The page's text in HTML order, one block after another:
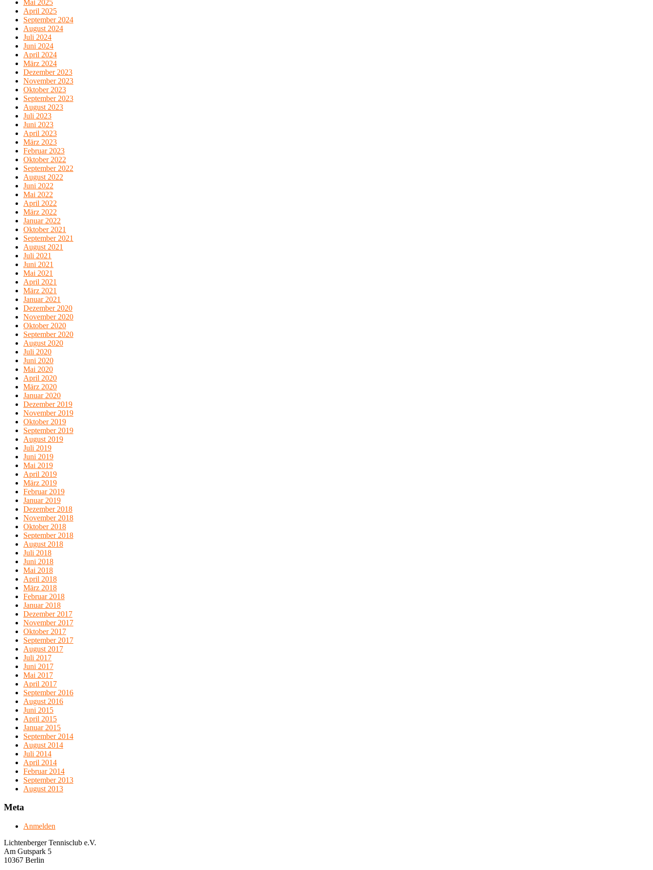
Mai 2025
April 2025
September 2024
August 2024
Juli 2024
Juni 2024
April 2024
März 2024
Dezember 2023
November 2023
Oktober 2023
September 2023
August 2023
Juli 2023
Juni 2023
April 2023
März 2023
Februar 2023
Oktober 2022
September 2022
August 2022
Juni 2022
Mai 2022
April 2022
März 2022
Januar 2022
Oktober 2021
September 2021
August 2021
Juli 2021
Juni 2021
Mai 2021
April 2021
März 2021
Januar 2021
Dezember 2020
November 2020
Oktober 2020
September 2020
August 2020
Juli 2020
Juni 2020
Mai 2020
April 2020
März 2020
Januar 2020
Dezember 2019
November 2019
Oktober 2019
September 2019
August 2019
Juli 2019
Juni 2019
Mai 2019
April 2019
März 2019
Februar 2019
Januar 2019
Dezember 2018
November 2018
Oktober 2018
September 2018
August 2018
Juli 2018
Juni 2018
Mai 2018
April 2018
März 2018
Februar 2018
Januar 2018
Dezember 2017
November 2017
Oktober 2017
September 2017
August 2017
Juli 2017
Juni 2017
Mai 2017
April 2017
September 2016
August 2016
Juni 2015
April 2015
Januar 2015
September 2014
August 2014
Juli 2014
April 2014
Februar 2014
September 2013
August 2013
Meta
Anmelden
Lichtenberger Tennisclub e.V.
Am Gutspark 5
10367 Berlin